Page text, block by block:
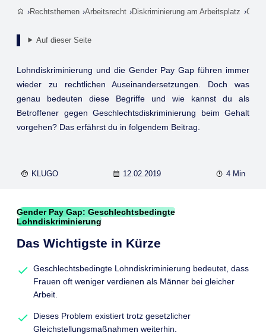
Rechtsthemen Arbeitsrecht Diskriminierung am Arbeitsplatz
Auf dieser Seite
Lohndiskriminierung und die Gender Pay Gap führen immer
wieder zu rechtlichen Auseinandersetzungen. Doch was
genau bedeuten diese Begriffe und wie kannst du als
Betroffener gegen Geschlechtsdiskriminierung beim Gehalt
vorgehen? Das erfährst du in folgendem Beitrag.
KLUGO 12.02.2019 4 Min
Gender Pay Gap: Geschlechtsbedingte
Lohndiskriminierung
Das Wichtigste in Kürze
Geschlechtsbedingte Lohndiskriminierung bedeutet, dass
Frauen oft weniger verdienen als Männer bei gleicher
Arbeit.
Dieses Problem existiert trotz gesetzlicher
Gleichstellungsmaßnahmen weiterhin.